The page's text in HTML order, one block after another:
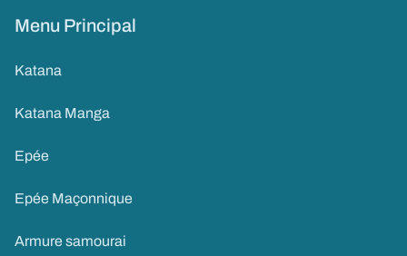
Menu Principal
Katana
Katana Manga
Epée
Epée Maçonnique
Armure samourai